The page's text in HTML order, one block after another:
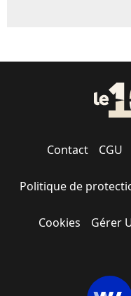
Contact CGU
Politique de
Cookies Gérer